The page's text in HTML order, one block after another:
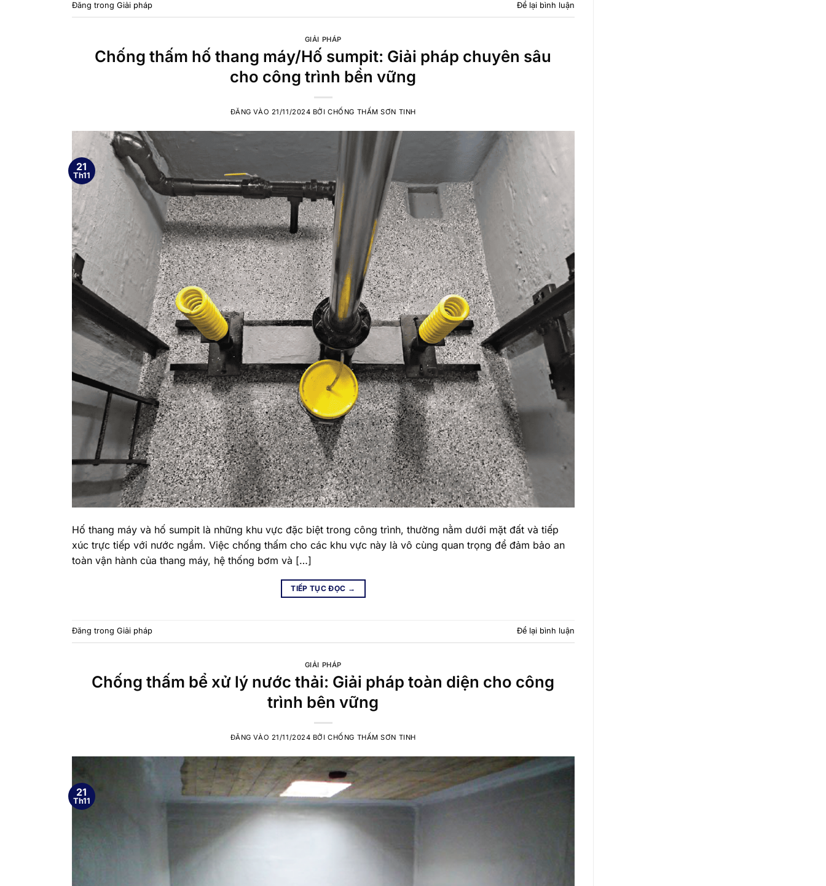
Đăng trong Giải pháp Để lại bình luận
GIẢI PHÁP
Chống thấm hố thang máy/Hố sumpit: Giải pháp chuyên sâu
cho công trình bền vững
ĐĂNG VÀO 21/11/2024 BỞICHỐNG THẤM SƠN TINH
21
Th11
Hố thang máy và hố sumpit là những khu vực đặc biệt trong công trình, thường nằm dưới mặt đất và tiếp
xúc trực tiếp với nước ngầm. Việc chống thấm cho các khu vực này là vô cùng quan trọng để đảm bảo an
toàn vận hành của thang máy, hệ thống bơm và […]
TIẾP TỤC ĐỌC →
Đăng trong Giải pháp Để lại bình luận
GIẢI PHÁP
Chống thấm bể xử lý nước thải: Giải pháp toàn diện cho công
trình bên vững
ĐĂNG VÀO 21/11/2024 BỞICHỐNG THẤM SƠN TINH
21
Th11